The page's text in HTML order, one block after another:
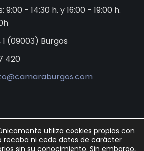
9:00 - 14:30 h. y 16:00 - 19:00 h.
(09003) Burgos
420
utiliza cookies propias con
recaba ni cede datos de carácter
sin su conocimiento. Sin embargo,